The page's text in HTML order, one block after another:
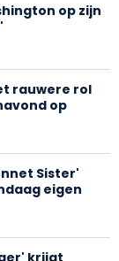
op zijn
rauwere rol
op
Sister'
eigen
krijgt